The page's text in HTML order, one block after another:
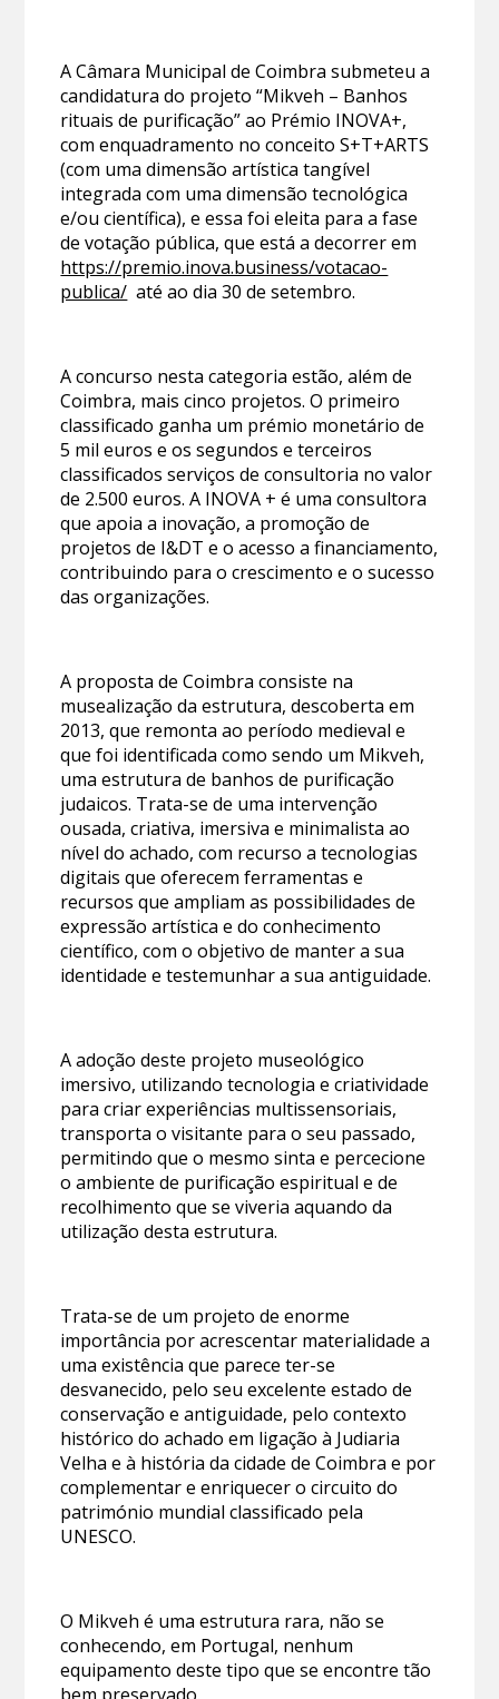
A Câmara Municipal de Coimbra submeteu a
candidatura do projeto “Mikveh – Banhos
rituais de purificação” ao Prémio INOVA+,
com enquadramento no conceito S+T+ARTS
(com uma dimensão artística tangível
integrada com uma dimensão tecnológica
e/ou científica), e essa foi eleita para a fase
de votação pública, que está a decorrer em
https://premio.inova.business/votacao-
publica/ até ao dia 30 de setembro.
A concurso nesta categoria estão, além de
Coimbra, mais cinco projetos. O primeiro
classificado ganha um prémio monetário de
5 mil euros e os segundos e terceiros
classificados serviços de consultoria no valor
de 2.500 euros. A INOVA + é uma consultora
que apoia a inovação, a promoção de
projetos de I&DT e o acesso a financiamento,
contribuindo para o crescimento e o sucesso
das organizações.
A proposta de Coimbra consiste na
musealização da estrutura, descoberta em
2013, que remonta ao período medieval e
que foi identificada como sendo um Mikveh,
uma estrutura de banhos de purificação
judaicos. Trata-se de uma intervenção
ousada, criativa, imersiva e minimalista ao
nível do achado, com recurso a tecnologias
digitais que oferecem ferramentas e
recursos que ampliam as possibilidades de
expressão artística e do conhecimento
científico, com o objetivo de manter a sua
identidade e testemunhar a sua antiguidade.
A adoção deste projeto museológico
imersivo, utilizando tecnologia e criatividade
para criar experiências multissensoriais,
transporta o visitante para o seu passado,
permitindo que o mesmo sinta e percecione
o ambiente de purificação espiritual e de
recolhimento que se viveria aquando da
utilização desta estrutura.
Trata-se de um projeto de enorme
importância por acrescentar materialidade a
uma existência que parece ter-se
desvanecido, pelo seu excelente estado de
conservação e antiguidade, pelo contexto
histórico do achado em ligação à Judiaria
Velha e à história da cidade de Coimbra e por
complementar e enriquecer o circuito do
património mundial classificado pela
UNESCO.
O Mikveh é uma estrutura rara, não se
conhecendo, em Portugal, nenhum
equipamento deste tipo que se encontre tão